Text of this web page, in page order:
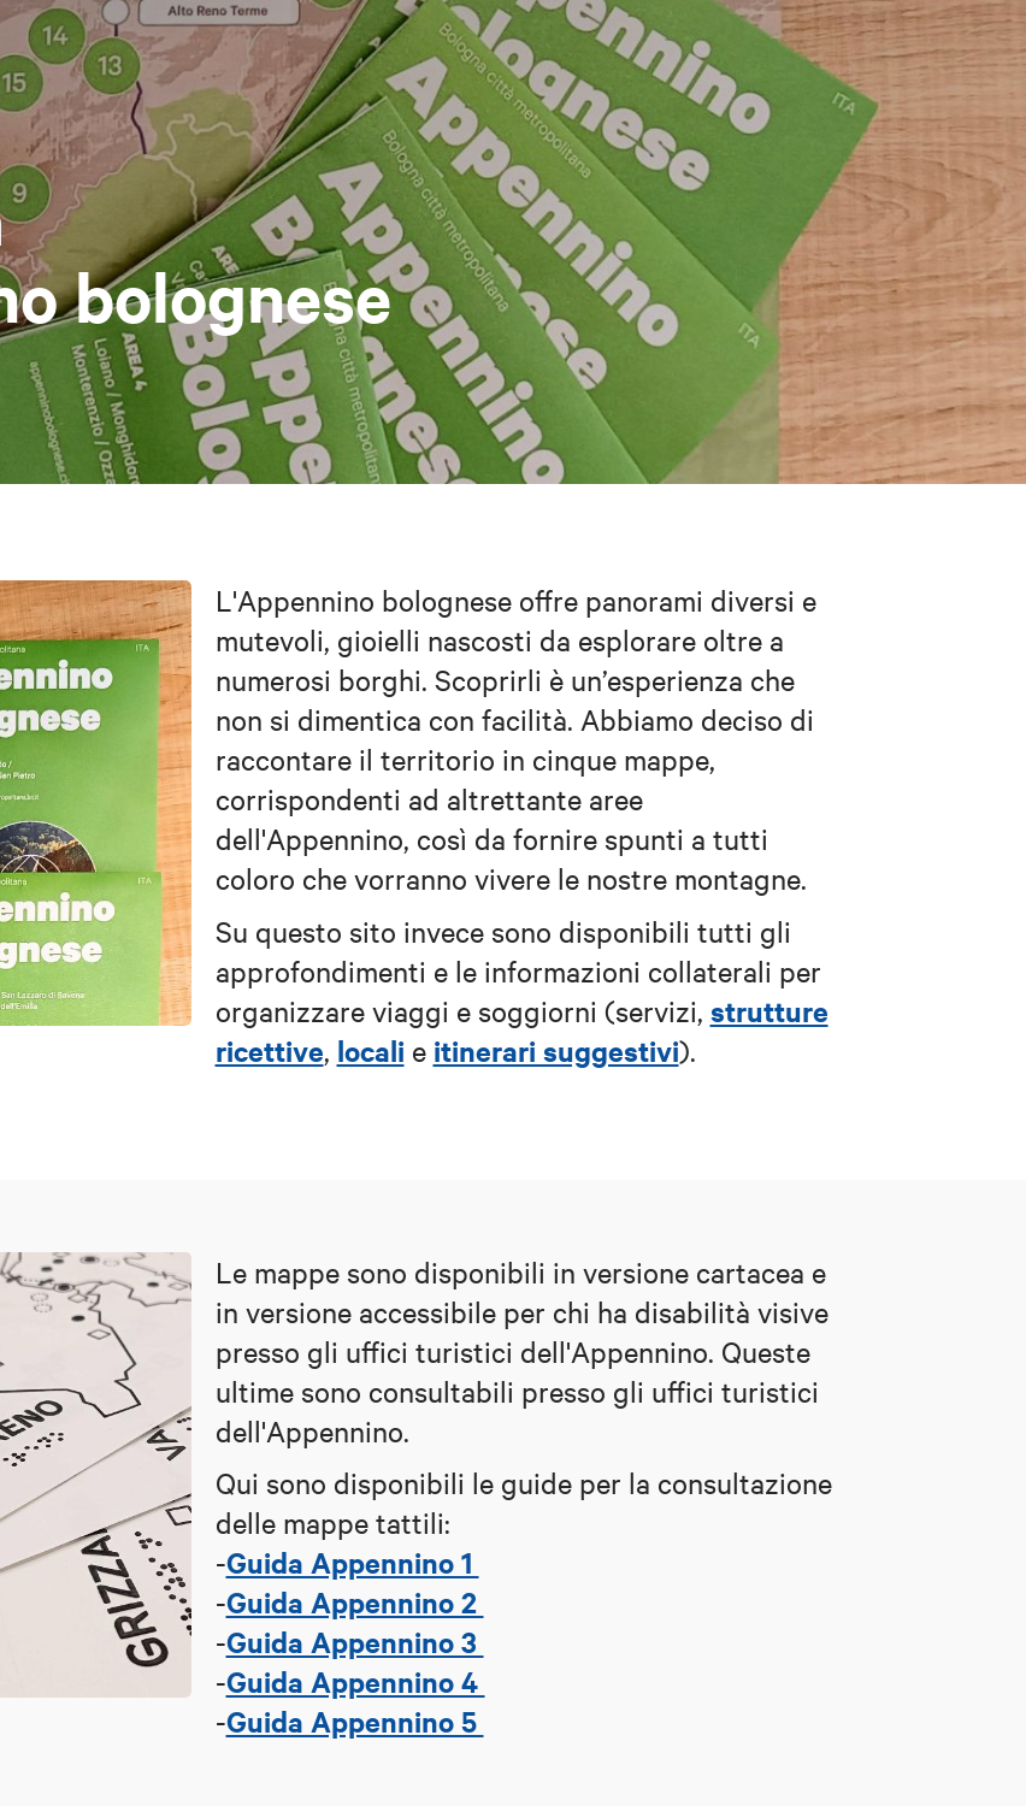
bolognese
L'Appennino bolognese offre panorami diversi e
mutevoli, gioielli nascosti da esplorare oltre a
numerosi borghi. Scoprirli è un’esperienza che
non si dimentica con facilità. Abbiamo deciso di
raccontare il territorio in cinque mappe,
corrispondenti ad altrettante aree
dell'Appennino, così da fornire spunti a tutti
coloro che vorranno vivere le nostre montagne.
Su questo sito invece sono disponibili tutti gli
approfondimenti e le informazioni collaterali per
organizzare viaggi e soggiorni (servizi, strutture
ricettive, locali e itinerari suggestivi).
Le mappe sono disponibili in versione cartacea e
in versione accessibile per chi ha disabilità visive
presso gli uffici turistici dell'Appennino. Queste
ultime sono consultabili presso gli uffici turistici
dell'Appennino.
Qui sono disponibili le guide per la consultazione
delle mappe tattili:
-Guida Appennino 1
-Guida Appennino 2
-Guida Appennino 3
-Guida Appennino 4
-Guida Appennino 5